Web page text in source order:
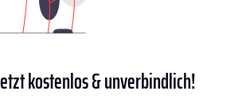
kostenlos & unverbindlich!